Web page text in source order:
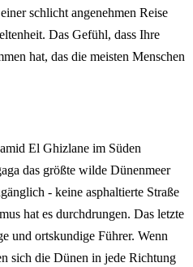
schlicht angenehmen Reise
Das Gefühl, dass Ihre
hat, das die meisten Menschen
El Ghizlane im Süden
das größte wilde Dünenmeer
- keine asphaltierte Straße
hat es durchdrungen. Das letzte
und ortskundige Führer. Wenn
sich die Dünen in jede Richtung